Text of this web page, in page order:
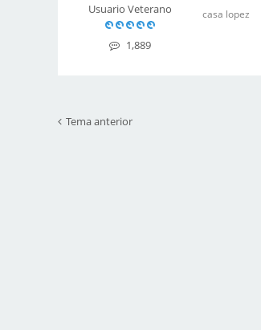
Usuario Veterano
1,889
casa lopez
Tema anterior